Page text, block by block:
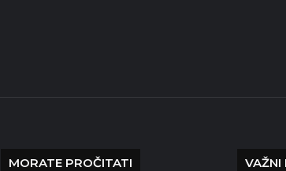
MORATE PROČITATI VAŽNI